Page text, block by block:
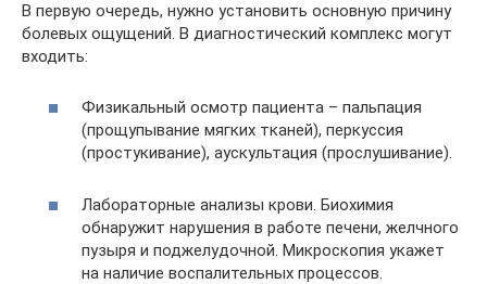
В первую очередь, нужно установить основную причину
болевых ощущений. В диагностический комплекс могут
входить:
Физикальный осмотр пациента – пальпация
(прощупывание мягких тканей), перкуссия
(простукивание), аускультация (прослушивание).
Лабораторные анализы крови. Биохимия
обнаружит нарушения в работе печени, желчного
пузыря и поджелудочной. Микроскопия укажет
на наличие воспалительных процессов.